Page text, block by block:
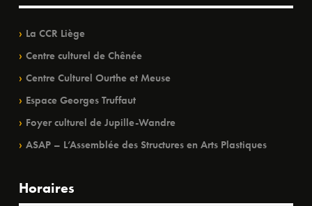
La CCR Liège
Centre culturel de Chênée
Centre Culturel Ourthe et Meuse
Espace Georges Truffaut
Foyer culturel de Jupille-Wandre
ASAP – L’Assemblée des Structures en Arts Plastiques
Horaires